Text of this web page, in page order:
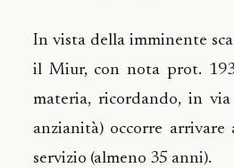
In vista della imminente
il Miur, con nota prot.
materia, ricordando, in
anzianità) occorre arrivare
servizio (almeno 35 anni).